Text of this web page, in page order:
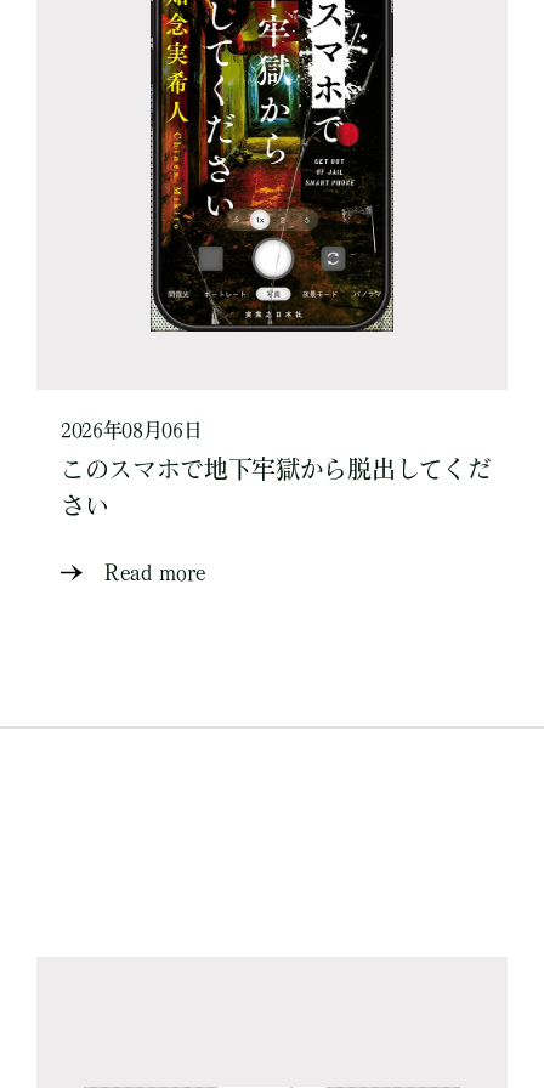
2026年08月06日
このスマホで地下牢獄から脱出してくだ
さい
Read more